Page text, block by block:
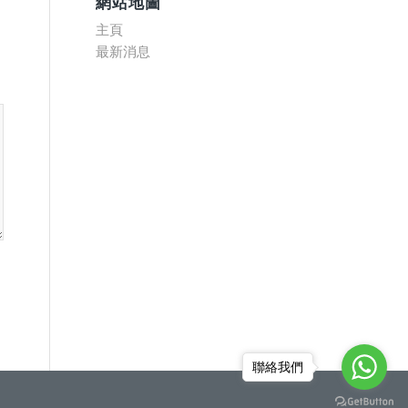
主頁
最新消息
聯絡我們